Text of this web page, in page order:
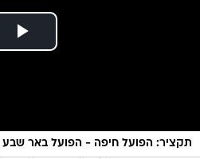
תקציר: הפועל חיפה - הפועל באר שבע 1:0